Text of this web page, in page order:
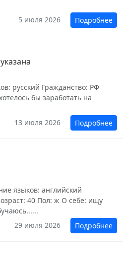
5 июля 2026
Подробнее
русский Гражданство: РФ
бы заработать на
13 июля 2026
Подробнее
языков: английский
40 Пол: ж О себе: ищу
29 июля 2026
Подробнее